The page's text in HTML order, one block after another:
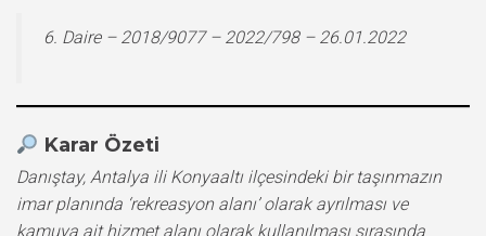
6. Daire – 2018/9077 – 2022/798 – 26.01.2022
Karar Özeti
Danıştay, Antalya ili Konyaaltı ilçesindeki bir taşınmazın
imar planında ‘rekreasyon alanı’ olarak ayrılması ve
kamuya ait hizmet alanı olarak kullanılması sırasında